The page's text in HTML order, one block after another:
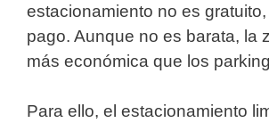
estacionamiento no es
pago. Aunque no es barata, la
más económica que los
Para ello, el estacionamiento